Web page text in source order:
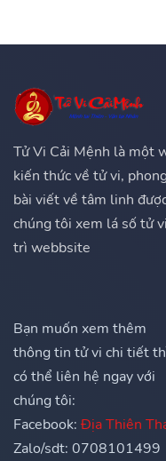
Tử Vi Cải Mệnh là một
kiến thức về tử vi,
bài viết về tâm linh
chúng tôi xem lá số tử
trì webbsite
Bạn muốn xem thêm
thông tin tử vi chi tiết
có thể liên hệ ngay với
chúng tôi:
Facebook: Địa Thiên
Zalo/sdt: 0708101499